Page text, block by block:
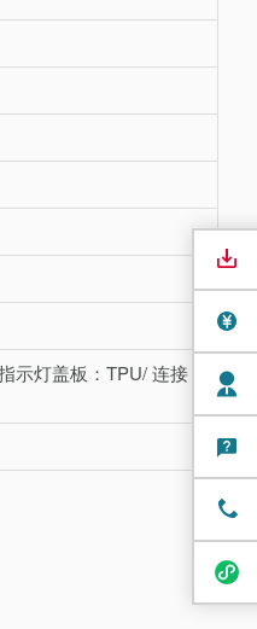
示灯盖板：TPU/ 连接